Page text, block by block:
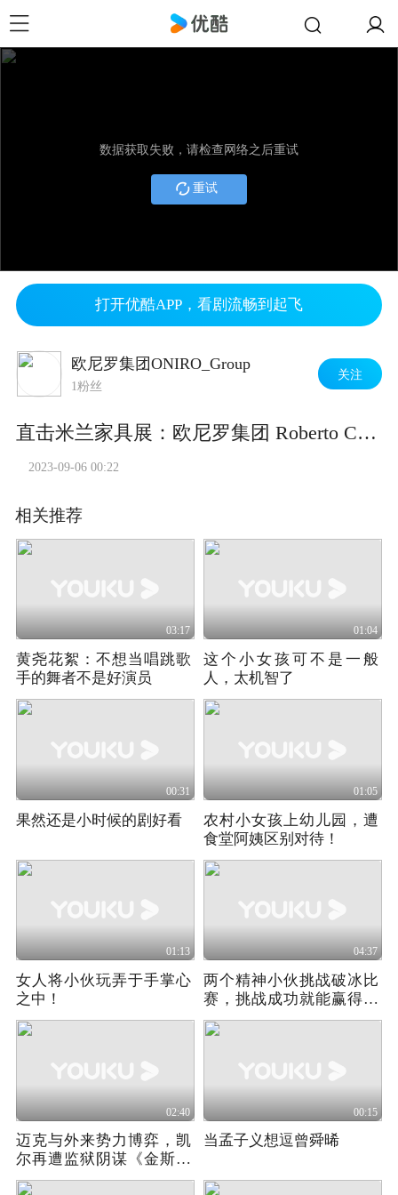
数据获取失败，请检查网络之后重试
重试
打开优酷APP，看剧流畅到起飞
欧尼罗集团ONIRO_Group
1粉丝
关注
直击米兰家具展：欧尼罗集团 Roberto Cavalli Home Interiors
2023-09-06 00:22
相关推荐
03:17
黄尧花絮：不想当唱跳歌
手的舞者不是好演员
01:04
这个小女孩可不是一般
人，太机智了
00:31
果然还是小时候的剧好看
01:05
农村小女孩上幼儿园，遭
食堂阿姨区别对待！
01:13
女人将小伙玩弄于手掌心
之中！
04:37
两个精神小伙挑战破冰比
赛，挑战成功就能赢得所
有奖品
02:40
迈克与外来势力博弈，凯
尔再遭监狱阴谋《金斯敦
市长》第四季02
00:15
当孟子义想逗曾舜晞